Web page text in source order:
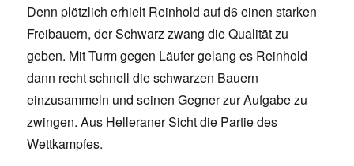
Denn plötzlich erhielt Reinhold auf d6 einen starken
Freibauern, der Schwarz zwang die Qualität zu
geben. Mit Turm gegen Läufer gelang es Reinhold
dann recht schnell die schwarzen Bauern
einzusammeln und seinen Gegner zur Aufgabe zu
zwingen. Aus Helleraner Sicht die Partie des
Wettkampfes.